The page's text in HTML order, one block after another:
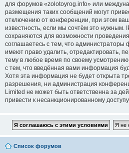
для форумов «zolotoyrog.info» или
размещения таких сообщений могут
отключению от конференции, при этом
известность, если мы сочтём это нужным.
сохраняются для возможности
соглашаетесь с тем, что администраторы
имеют право удалить, отредактировать,
тему в любое время по своему
с тем, что введённая вами информация
Хотя эта информация не будет открыта
разрешения, ни администрация
Limited не может быть ответственна за
привести к несанкционированному
Список форумов